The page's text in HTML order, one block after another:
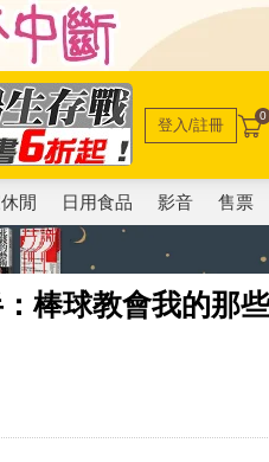
登入/註冊 0
閒 日用食品 影音 售票
棒球教會我的那些